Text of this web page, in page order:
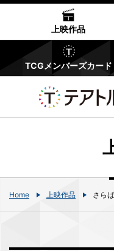
上映作品
TCGメンバーズカード
Home 上映作品 さら